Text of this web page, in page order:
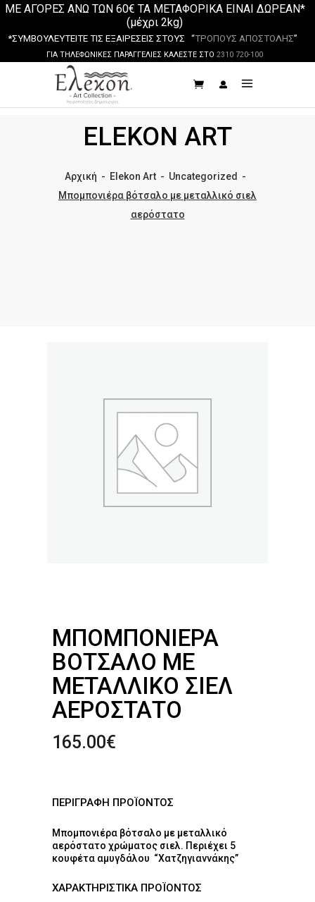
ΜΕ ΑΓΟΡΕΣ ΑΝΩ ΤΩΝ 60€ ΤΑ ΜΕΤΑΦΟΡΙΚΑ ΕΙΝΑΙ ΔΩΡΕΑΝ*
(μέχρι 2kg)
*ΣΥΜΒΟΥΛΕΥΤΕΙΤΕ ΤΙΣ ΕΞΑΙΡΕΣΕΙΣ ΣΤΟΥΣ “ΤΡΟΠΟΥΣ ΑΠΟΣΤΟΛΗΣ”
ΓΙΑ ΤΗΛΕΦΩΝΙΚΕΣ ΠΑΡΑΓΓΕΛΙΕΣ ΚΑΛΕΣΤΕ ΣΤΟ 2310 720-100
ELEKON ART
Αρχική - Elekon Art - Uncategorized
-
Μπομπονιέρα βότσαλο με μεταλλικό σιελ
αερόστατο
ΜΠΟΜΠΟΝΙΈΡΑ
ΒΌΤΣΑΛΟ ΜΕ
ΜΕΤΑΛΛΙΚΌ ΣΙΕΛ
ΑΕΡΌΣΤΑΤΟ
165.00€
ΠΕΡΙΓΡΑΦΗ ΠΡΟΪΟΝΤΟΣ
Μπομπονιέρα βότσαλο με μεταλλικό
αερόστατο χρώματος σιελ. Περιέχει 5
κουφέτα αμυγδάλου “Χατζηγιαννάκης”
ΧΑΡΑΚΤΗΡΙΣΤΙΚΑ ΠΡΟΪΟΝΤΟΣ